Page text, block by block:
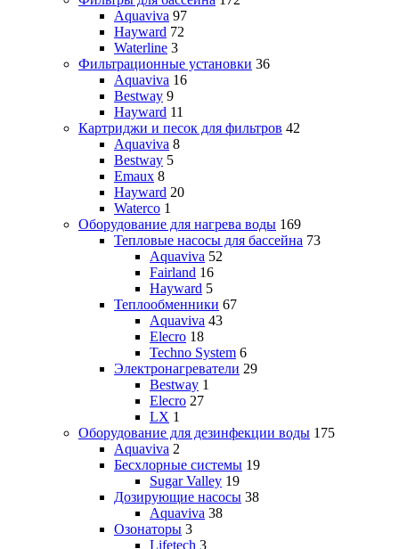
Aquaviva 97
Hayward 72
Waterline 3
Фильтрационные установки 36
Aquaviva 16
Bestway 9
Hayward 11
Картриджи и песок для фильтров 42
Aquaviva 8
Bestway 5
Emaux 8
Hayward 20
Waterco 1
Оборудование для нагрева воды 169
Тепловые насосы для бассейна 73
Aquaviva 52
Fairland 16
Hayward 5
Теплообменники 67
Aquaviva 43
Elecro 18
Techno System 6
Электронагреватели 29
Bestway 1
Elecro 27
LX 1
Оборудование для дезинфекции воды 175
Aquaviva 2
Бесхлорные системы 19
Sugar Valley 19
Дозирующие насосы 38
Aquaviva 38
Озонаторы 3
Lifetech 3